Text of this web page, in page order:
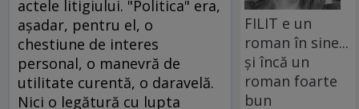
actele litigiului. "Politica" era,
aşadar, pentru el, o
chestiune de interes
personal, o manevră de
utilitate curentă, o daravelă.
Nici o legătură cu lupta
FILIT e un
roman în sine...
și încă un
roman foarte
bun